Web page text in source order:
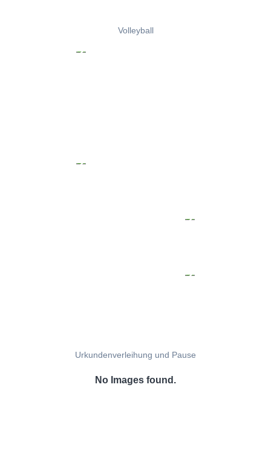
Volleyball
Urkundenverleihung und Pause
No Images found.